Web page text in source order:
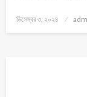
ডিসেম্বর ৩, ২০২৪